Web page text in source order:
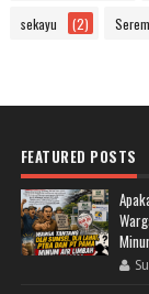
sekayu (2)
FEATURED POSTS